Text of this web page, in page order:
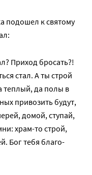
подошел к святому
При­ход бро­сать?!
стал. А ты строй
да по­лы в
при­во­зить бу­дут,
до­мой, сту­пай,
храм-то строй,
Бог те­бя бла­го­